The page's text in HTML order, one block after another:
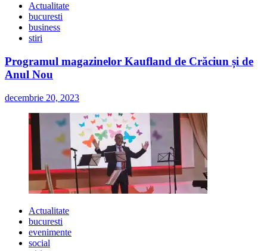
Actualitate
bucuresti
business
stiri
Programul magazinelor Kaufland de Crăciun și de
Anul Nou
decembrie 20, 2023
Actualitate
bucuresti
evenimente
social